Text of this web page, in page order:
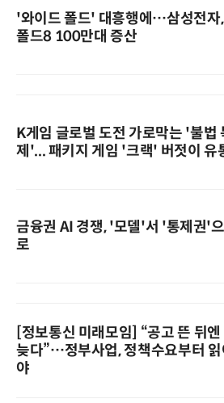
'와이드 폴드' 대흥행에…삼성전자,
폴드8 100만대 증산
K게임 글로벌 도전 가로막는 '불법
제'... 패키지 게임 '크랙' 버젓이 유
금융권 AI 경쟁, '모델'서 '통제권'으
로
[정보통신 미래모임] “공고 뜬 뒤엔
늦다”…정부사업, 정책수요부터 읽
야